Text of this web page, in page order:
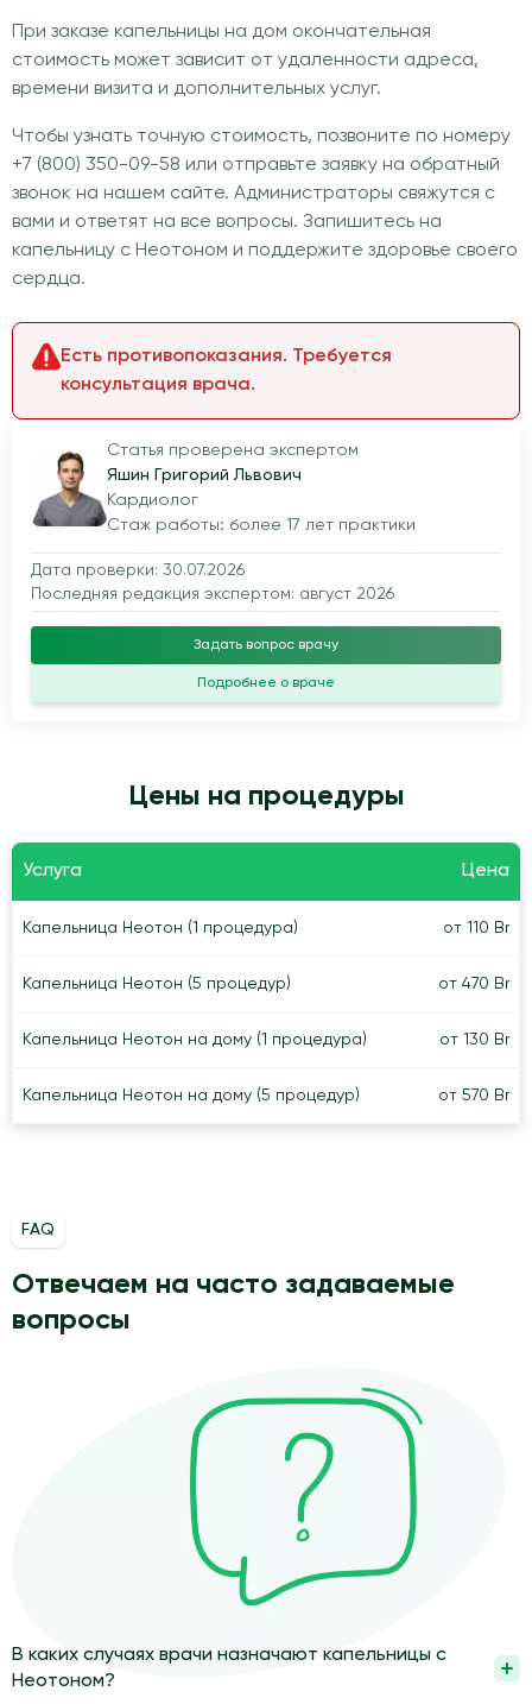
При заказе капельницы на дом окончательная
стоимость может зависит от удаленности адреса,
времени визита и дополнительных услуг.
Чтобы узнать точную стоимость, позвоните по номеру
+7 (800) 350-09-58 или отправьте заявку на обратный
звонок на нашем сайте. Администраторы свяжутся с
вами и ответят на все вопросы. Запишитесь на
капельницу с Неотоном и поддержите здоровье своего
сердца.
Статья проверена экспертом
Яшин Григорий Львович
Кардиолог
Стаж работы: более 17 лет практики
Дата проверки: 30.07.2026
Последняя редакция экспертом: август 2026
Задать вопрос врачу
Подробнее о враче
Есть противопоказания. Требуется
консультация врача.
Цены на процедуры
Услуга Цена
Капельница Неотон (1 процедура) от 110 Br
Капельница Неотон (5 процедур) от 470 Br
Капельница Неотон на дому (1 процедура) от 130 Br
Капельница Неотон на дому (5 процедур) от 570 Br
FAQ
Отвечаем на часто задаваемые
вопросы
В каких случаях врачи назначают капельницы с
Неотоном?